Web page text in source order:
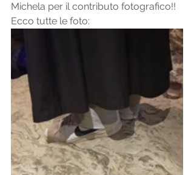
Michela per il contributo fotografico!!
Ecco tutte le foto: